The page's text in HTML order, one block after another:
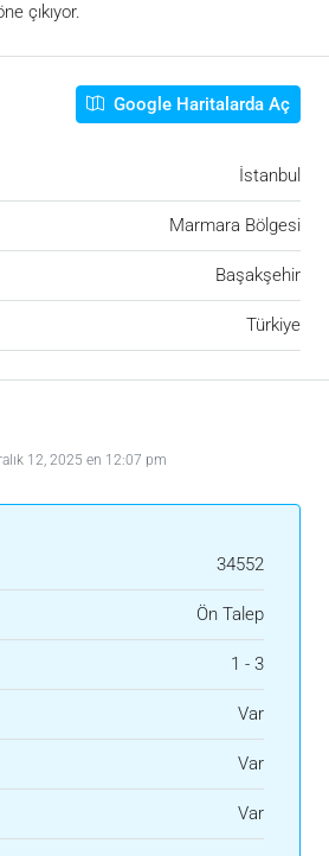
çıkıyor.
Google Haritalarda Aç
İstanbul
Marmara Bölgesi
Başakşehir
Türkiye
12, 2025 en 12:07 pm
34552
Ön Talep
1 - 3
Var
Var
Var